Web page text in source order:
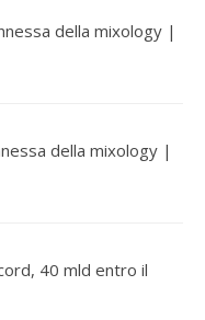
della mixology |
della mixology |
40 mld entro il